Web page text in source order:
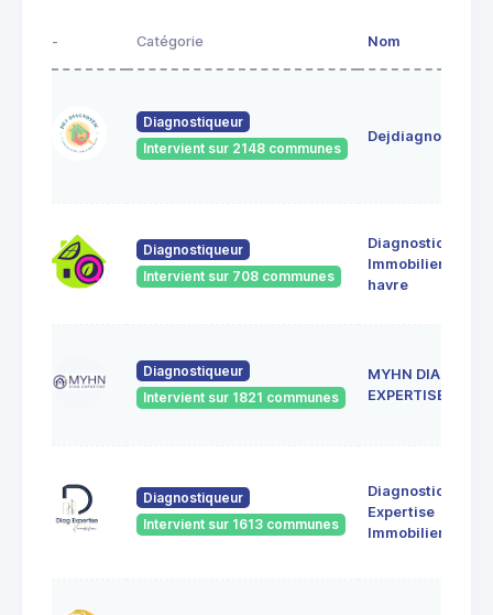
- Catégorie Nom
Diagnostiqueur
Intervient sur 2148 communes
Dejdiagnostic
Diagnostiqueur
Intervient sur 708 communes
Diagnostic
Immobilier le
havre
Diagnostiqueur
Intervient sur 1821 communes
MYHN DIAG
EXPERTISE
Diagnostiqueur
Intervient sur 1613 communes
Diagnostic
Expertise
Immobilier